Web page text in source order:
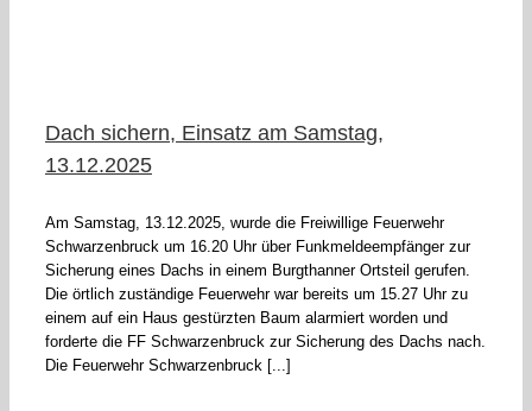
Dach sichern, Einsatz am Samstag,
13.12.2025
Am Samstag, 13.12.2025, wurde die Freiwillige Feuerwehr
Schwarzenbruck um 16.20 Uhr über Funkmeldeempfänger zur
Sicherung eines Dachs in einem Burgthanner Ortsteil gerufen.
Die örtlich zuständige Feuerwehr war bereits um 15.27 Uhr zu
einem auf ein Haus gestürzten Baum alarmiert worden und
forderte die FF Schwarzenbruck zur Sicherung des Dachs nach.
Die Feuerwehr Schwarzenbruck [...]